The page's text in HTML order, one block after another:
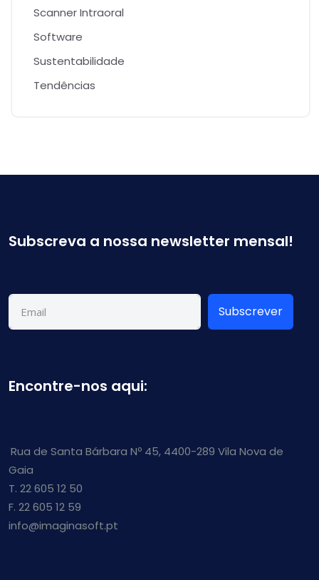
Scanner Intraoral
Software
Sustentabilidade
Tendências
Subscreva a nossa newsletter mensal!
Subscrever
Encontre-nos aqui:
Rua de Santa Bárbara Nº 45, 4400-289 Vila Nova de
Gaia
T. 22 605 12 50
F. 22 605 12 59
info@imaginasoft.pt